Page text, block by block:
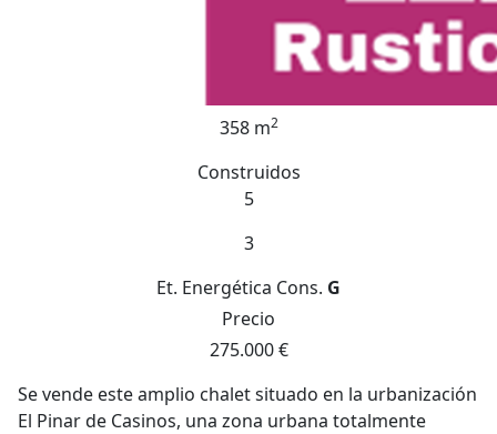
358 m2
Construidos
5
3
Et. Energética Cons. G
Precio
275.000 €
Se vende este amplio chalet situado en la urbanización
El Pinar de Casinos, una zona urbana totalmente